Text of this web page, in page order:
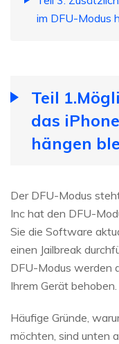
im DFU-Modus
Teil
das
hängen
Der DFU-Modus
Inc hat den DFU-
Sie die Software
einen Jailbreak
DFU-Modus werden
Ihrem Gerät behoben.
Häufige Gründe,
möchten, sind unten